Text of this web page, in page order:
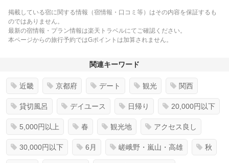
掲載している宿に関する情報（宿情報・口コミ等）はその内容を保証するも
のではありません。
最新の宿情報・プラン情報は楽天トラベルにてご確認ください。
本ページからの旅行予約ではGポイントは加算されません。
関連キーワード
近畿 京都府 デート 観光 関西
貸切風呂 デイユース 日帰り 20,000円以下
5,000円以上 春 観光地 アクセス良し
30,000円以下 6月 嵯峨野・嵐山・高雄 秋